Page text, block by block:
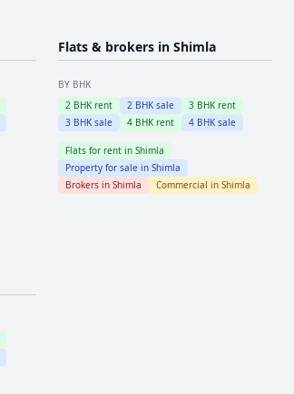
Flats & brokers in Shimla
BY BHK
2BHK rent 2BHK sale 3BHK rent
3BHK sale 4BHK rent 4BHK sale
Flats for rent in Shimla
Property for sale in Shimla
Brokers in Shimla Commercial in Shimla